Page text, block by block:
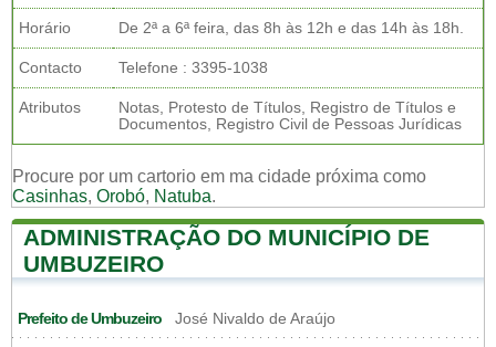
Horário De 2ª a 6ª feira, das 8h às 12h e das 14h às 18h.
Contacto Telefone : 3395-1038
Atributos
Notas, Protesto de Títulos, Registro de Títulos e
Documentos, Registro Civil de Pessoas Jurídicas
Procure por um cartorio em ma cidade próxima como
Casinhas, Orobó, Natuba.
ADMINISTRAÇÃO DO MUNICÍPIO DE
UMBUZEIRO
Prefeito de Umbuzeiro José Nivaldo de Araújo